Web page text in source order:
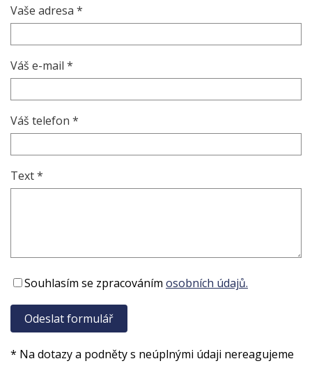
Vaše adresa *
Váš e-mail *
Váš telefon *
Text *
Souhlasím se zpracováním osobních údajů.
* Na dotazy a podněty s neúplnými údaji nereagujeme